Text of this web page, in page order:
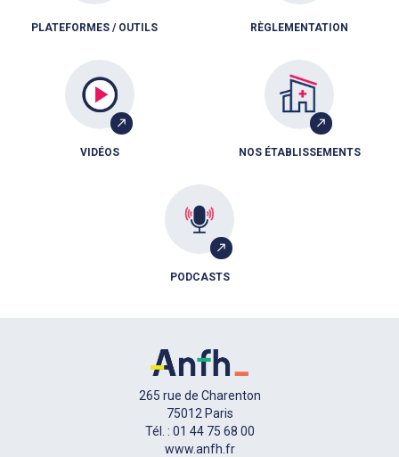
PLATEFORMES / OUTILS RÈGLEMENTATION
VIDÉOS NOS ÉTABLISSEMENTS
PODCASTS
265 rue de Charenton
75012 Paris
Tél. : 01 44 75 68 00
www.anfh.fr